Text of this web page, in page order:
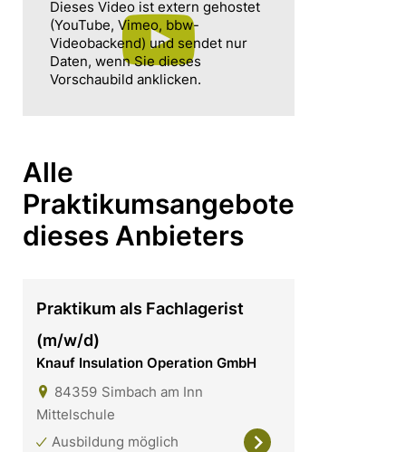
Dieses Video ist extern gehostet
(YouTube, Vimeo, bbw-
Videobackend) und sendet nur
Daten, wenn Sie dieses
Vorschaubild anklicken.
Alle
Praktikumsangebote
dieses Anbieters
Praktikum als Fachlagerist
(m/w/d)
Knauf Insulation Operation GmbH
84359 Simbach am Inn
Mittelschule
Ausbildung möglich